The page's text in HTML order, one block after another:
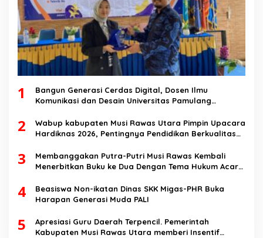
1
Bangun Generasi Cerdas Digital, Dosen Ilmu
Komunikasi dan Desain Universitas Pamulang
Speech di SMK Ikhlas Jawilan
2
Wabup kabupaten Musi Rawas Utara Pimpin Upacara
Hardiknas 2026, Pentingnya Pendidikan Berkualitas
3
Membanggakan Putra-Putri Musi Rawas Kembali
Menerbitkan Buku ke Dua Dengan Tema Hukum Acara
4
Beasiswa Non-ikatan Dinas SKK Migas-PHR Buka
Harapan Generasi Muda PALI
5
Apresiasi Guru Daerah Terpencil. Pemerintah
Kabupaten Musi Rawas Utara memberi Insentif